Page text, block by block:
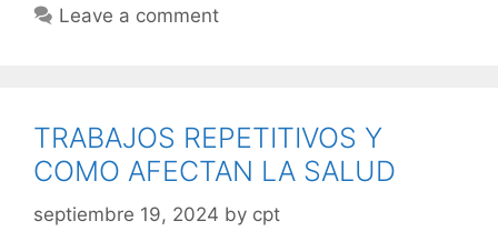
Leave a comment
TRABAJOS REPETITIVOS Y
COMO AFECTAN LA SALUD
septiembre 19, 2024 by cpt